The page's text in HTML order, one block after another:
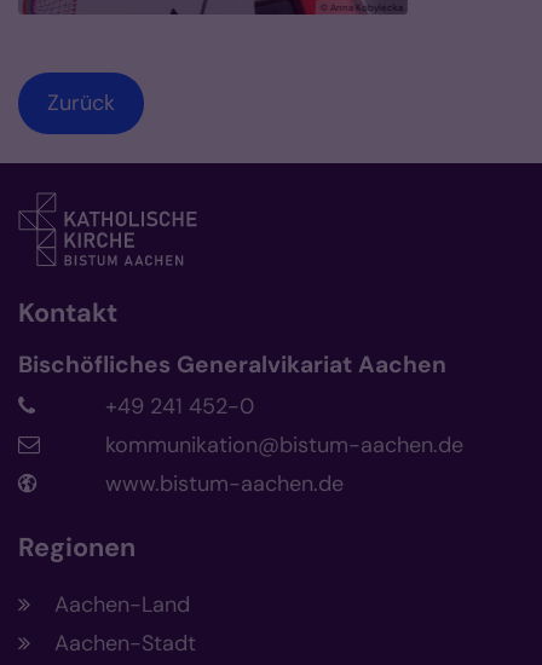
© Anna Kobylecka
Zurück
Kontakt
Bischöfliches Generalvikariat Aachen
+49 241 452-0
kommunikation@bistum-aachen.de
www.bistum-aachen.de
Regionen
Aachen-Land
Aachen-Stadt